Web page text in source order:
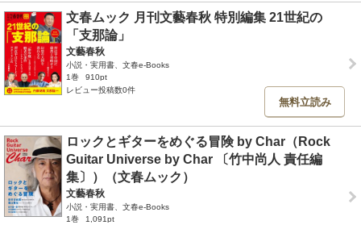
文春ムック 月刊文藝春秋 特別編集 21世紀の
「支那論」
文藝春秋
小説・実用書、文春e-Books
1巻
910pt
レビュー投稿数0件
無料立読み
ロックとギターをめぐる冒険 by Char（Rock
Guitar Universe by Char 〔竹中尚人 責任編
集〕）（文春ムック）
文藝春秋
小説・実用書、文春e-Books
1巻
1,091pt